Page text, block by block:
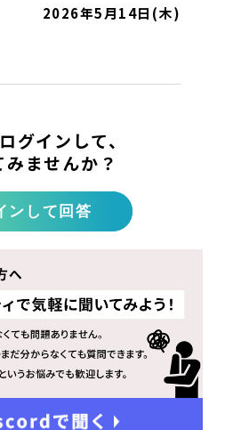
2026年5月14日(木)
グインして、
みませんか？
ンして回答